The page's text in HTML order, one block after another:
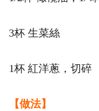
3杯 生菜絲
1杯 紅洋蔥，切碎
【做法】